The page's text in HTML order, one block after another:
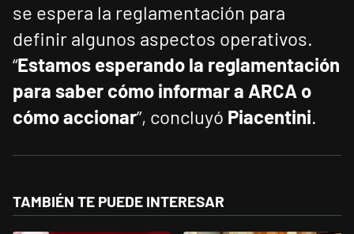
se espera la reglamentación para
definir algunos aspectos operativos.
“Estamos esperando la reglamentación
para saber cómo informar a ARCA o
cómo accionar”, concluyó Piacentini.
TAMBIÉN TE PUEDE INTERESAR